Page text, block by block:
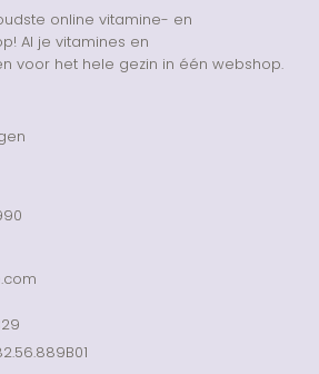
online vitamine- en
Al je vitamines en
voor het hele gezin in één webshop.